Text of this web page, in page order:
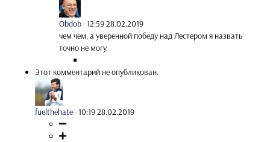
Obdob ·12:59 28.02.2019
чем чем, а уверенной победу над Лестером я назвать
точно не могу
Этот комментарий не опубликован.
fuelthehate ·10:19 28.02.2019